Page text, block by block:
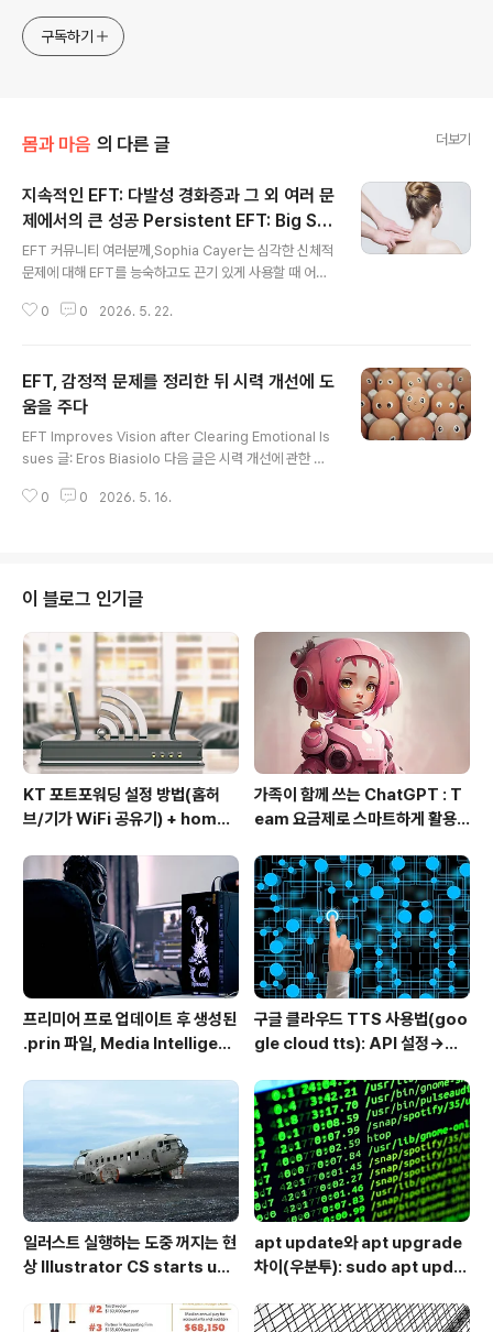
구독하기
몸과 마음 의 다른 글 더보기
지속적인 EFT: 다발성 경화증과 그 외 여러 문
제에서의 큰 성공 Persistent EFT: Big Su
ccess in Multiple Sclerosis and More
EFT 커뮤니티 여러분께,Sophia Cayer는 심각한 신체적
문제에 대해 EFT를 능숙하고도 끈기 있게 사용할 때 어떤
게 제공합니다. 그녀의 내담자 “Harry”는 EFT를 하기 전
였습니다.– EFT Universe By Sophia Cayer, EFT M
aster 여러분은 끈기 있게 탭핑하는 사람을 요청하셨고,
례에서 끈기는 정말로 보상을 받았습니다. Harry, 물론 실
식”이라고 부릅니다. 그리고 사람들에게 이것을..
0 0 2026. 5. 22.
EFT, 감정적 문제를 정리한 뒤 시력 개선에 도
움을 주다
EFT Improves Vision after Clearing Emotional Is
sues 글: Eros Biasiolo 다음 글은 시력 개선에 관한 사
인공이 보내온 감사 편지가 포함되어 있습니다. 여느 세미
하는지 말해달라고 합니다. 사람들은 마지막 질문에 대해
다양한 방식으로 대답합니다. 예를 들어,“다른 사람들을 만
나고 싶습니다.” 또는“무엇을 기대해야 할지 잘 모르겠습
니다.” 라고 말하기도 합니다. 그런데 한 여성이 이렇게 말
했습니다.“저는 이 세미나에서 기적을 기대합니..
0 0 2026. 5. 16.
이 블로그 인기글
KT 포트포워딩 설정 방법(홈허
브/기가 WiFi 공유기) + homeh
가족이 함께 쓰는 ChatGPT : T
eam 요금제로 스마트하게 활용
프리미어 프로 업데이트 후 생성된
.prin 파일, Media Intelligenc
구글 클라우드 TTS 사용법(goo
gle cloud tts): API 설정→음
일러스트 실행하는 도중 꺼지는 현
상 Illustrator CS starts up
ly
apt update와 apt upgrade
차이(우분투): sudo apt updat